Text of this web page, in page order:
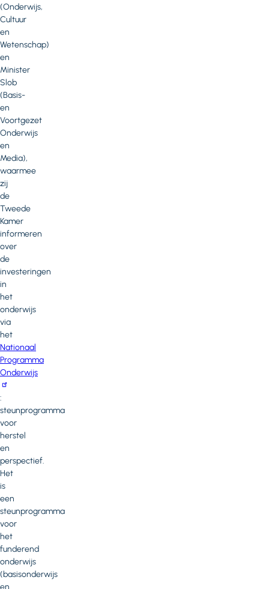
(Onderwijs,
Cultuur
en
Wetenschap)
en
Minister
Slob
(Basis-
en
Voortgezet
Onderwijs
en
Media),
waarmee
zij
de
Tweede
Kamer
informeren
over
de
investeringen
in
het
onderwijs
via
het
Nationaal
Programma
Onderwijs
:
steunprogramma
voor
herstel
en
perspectief.
Het
is
een
steunprogramma
voor
het
funderend
onderwijs
(basisonderwijs
en